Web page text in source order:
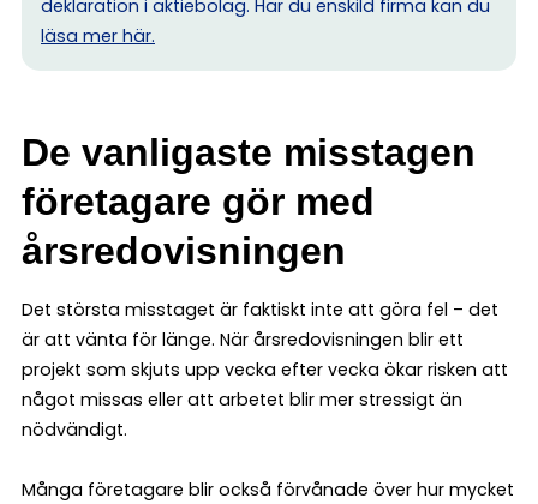
deklaration i aktiebolag. Har du enskild firma kan du
läsa mer här.
De vanligaste misstagen
företagare gör med
årsredovisningen
Det största misstaget är faktiskt inte att göra fel – det
är att vänta för länge. När årsredovisningen blir ett
projekt som skjuts upp vecka efter vecka ökar risken att
något missas eller att arbetet blir mer stressigt än
nödvändigt.
Många företagare blir också förvånade över hur mycket